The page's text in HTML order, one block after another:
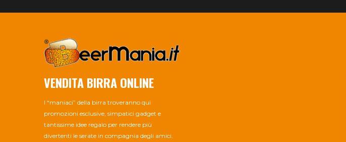
VENDITA BIRRA ONLINE
I “maniaci” della birra troveranno qui
promozioni esclusive, simpatici gadget e
tantissime idee regalo per rendere più
divertenti le serate in compagnia degli amici.